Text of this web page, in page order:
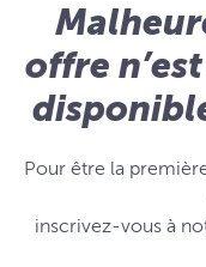
offre
Pour être la
inscrivez-vous à